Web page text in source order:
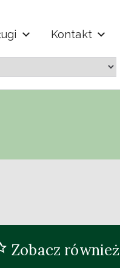
Jana
Kontakt
Zobacz również